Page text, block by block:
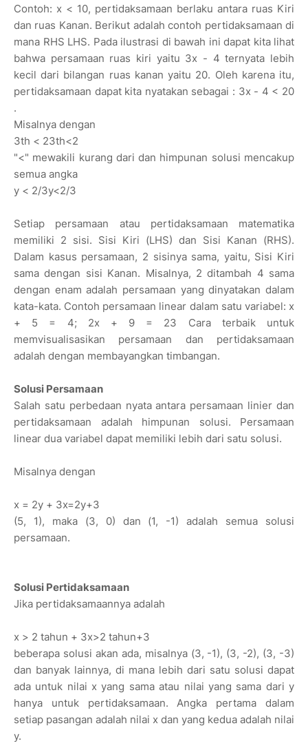
Contoh: x < 10, pertidaksamaan berlaku antara ruas Kiri
dan ruas Kanan. Berikut adalah contoh pertidaksamaan di
mana RHS LHS. Pada ilustrasi di bawah ini dapat kita lihat
bahwa persamaan ruas kiri yaitu 3x - 4 ternyata lebih
kecil dari bilangan ruas kanan yaitu 20. Oleh karena itu,
pertidaksamaan dapat kita nyatakan sebagai : 3x - 4 < 20
.
Misalnya dengan
3th < 23th<2
"<" mewakili kurang dari dan himpunan solusi mencakup
semua angka
y < 2/3y<2/3
Setiap persamaan atau pertidaksamaan matematika
memiliki 2 sisi. Sisi Kiri (LHS) dan Sisi Kanan (RHS).
Dalam kasus persamaan, 2 sisinya sama, yaitu, Sisi Kiri
sama dengan sisi Kanan. Misalnya, 2 ditambah 4 sama
dengan enam adalah persamaan yang dinyatakan dalam
kata-kata. Contoh persamaan linear dalam satu variabel: x
+ 5 = 4; 2x + 9 = 23 Cara terbaik untuk
memvisualisasikan persamaan dan pertidaksamaan
adalah dengan membayangkan timbangan.
Solusi Persamaan
Salah satu perbedaan nyata antara persamaan linier dan
pertidaksamaan adalah himpunan solusi. Persamaan
linear dua variabel dapat memiliki lebih dari satu solusi.
Misalnya dengan
x = 2y + 3x=2y+3
(5, 1), maka (3, 0) dan (1, -1) adalah semua solusi
persamaan.
Solusi Pertidaksamaan
Jika pertidaksamaannya adalah
x > 2 tahun + 3x>2 tahun+3
beberapa solusi akan ada, misalnya (3, -1), (3, -2), (3, -3)
dan banyak lainnya, di mana lebih dari satu solusi dapat
ada untuk nilai x yang sama atau nilai yang sama dari y
hanya untuk pertidaksamaan. Angka pertama dalam
setiap pasangan adalah nilai x dan yang kedua adalah nilai
y.